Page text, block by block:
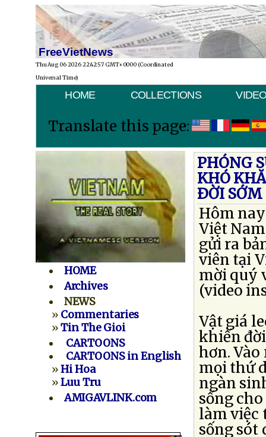
FreeVietNews
Thu Aug 06 2026 22:42:57 GMT+0000 (Coordinated
Universal Time)
HOME COLLECTIONS
Translate this page:
HOME
Archives
NEWS
» Commentaries
»Tin The Gioi
CARTOONS
CARTOONS in English
»Hi Hoa
»Luu Tru
AMIGAVLINK.com
PHÓNG
KHÓ
ÐỜI SỚM
Hôm
Việt
gửi ra
viên tại
mời quý
(video
Vật giá
khiến
hơn.
mọi thứ
ngàn
sống
làm việc
sống sót